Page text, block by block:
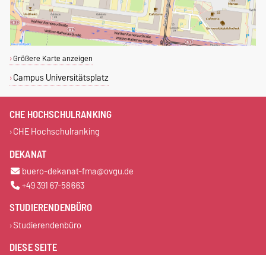
Größere Karte anzeigen
Campus Universitätsplatz
CHE HOCHSCHULRANKING
CHE Hochschulranking
DEKANAT
buero-dekanat-fma@ovgu.de
+49 391 67-58663
STUDIERENDENBÜRO
Studierendenbüro
DIESE SEITE